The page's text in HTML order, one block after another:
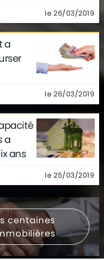
le 26/03/2019
a
le 26/03/2019
a
ans
le 25/03/2019
centaines